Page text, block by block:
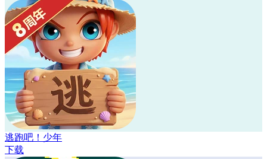
逃跑吧！少年
下载